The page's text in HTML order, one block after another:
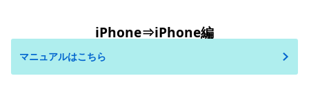
iPhone⇒iPhone編
マニュアルはこちら